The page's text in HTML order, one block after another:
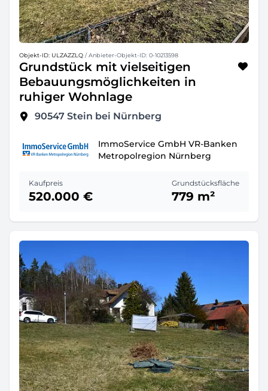
Objekt-ID: ULZAZZLQ / Anbieter-Objekt-ID: 0-10213598
Grundstück mit vielseitigen
Bebauungsmöglichkeiten in
ruhiger Wohnlage
90547 Stein bei Nürnberg
ImmoService GmbH VR-Banken
Metropolregion Nürnberg
Kaufpreis
520.000 €
Grundstücksfläche
779 m²